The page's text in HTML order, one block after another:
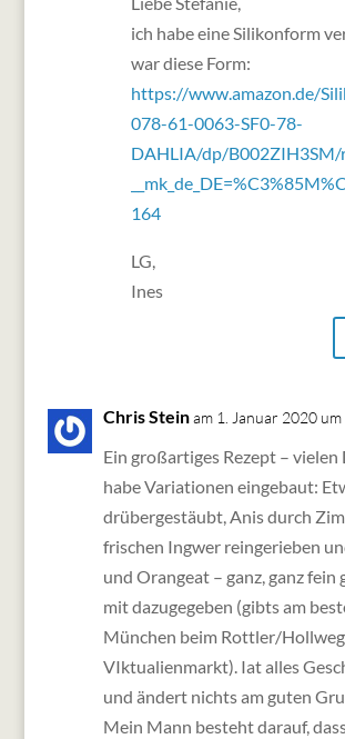
ich habe eine Silikonform
war diese Form:
https://www.amazon.de/
078-61-0063-SF0-78-
DAHLIA/dp/B002ZIH3SM/
164
LG,
Ines
Chris Stein am 1. Januar 2020 um
Ein großartiges Rezept – vielen
habe Variationen eingebaut:
drübergestäubt, Anis durch
frischen Ingwer reingerieben
und Orangeat – ganz, ganz fein
mit dazugegeben (gibts am
München beim Rottler/
VIktualienmarkt). Iat alles
und ändert nichts am guten
Mein Mann besteht darauf,